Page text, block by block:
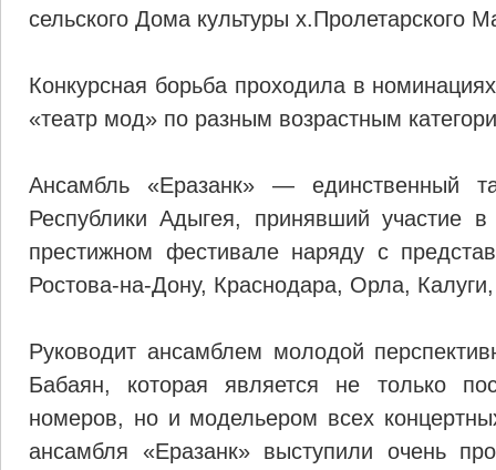
сельского Дома культуры х.Пролетарского
Конкурсная борьба проходила в
«театр мод» по разным возрастным
Ансамбль «Еразанк» — единственный
Республики Адыгея, принявший участие
престижном фестивале наряду с
Ростова-на-Дону, Краснодара, Орла,
Руководит ансамблем молодой
Бабаян, которая является не только
номеров, но и модельером всех
ансамбля «Еразанк» выступили очень